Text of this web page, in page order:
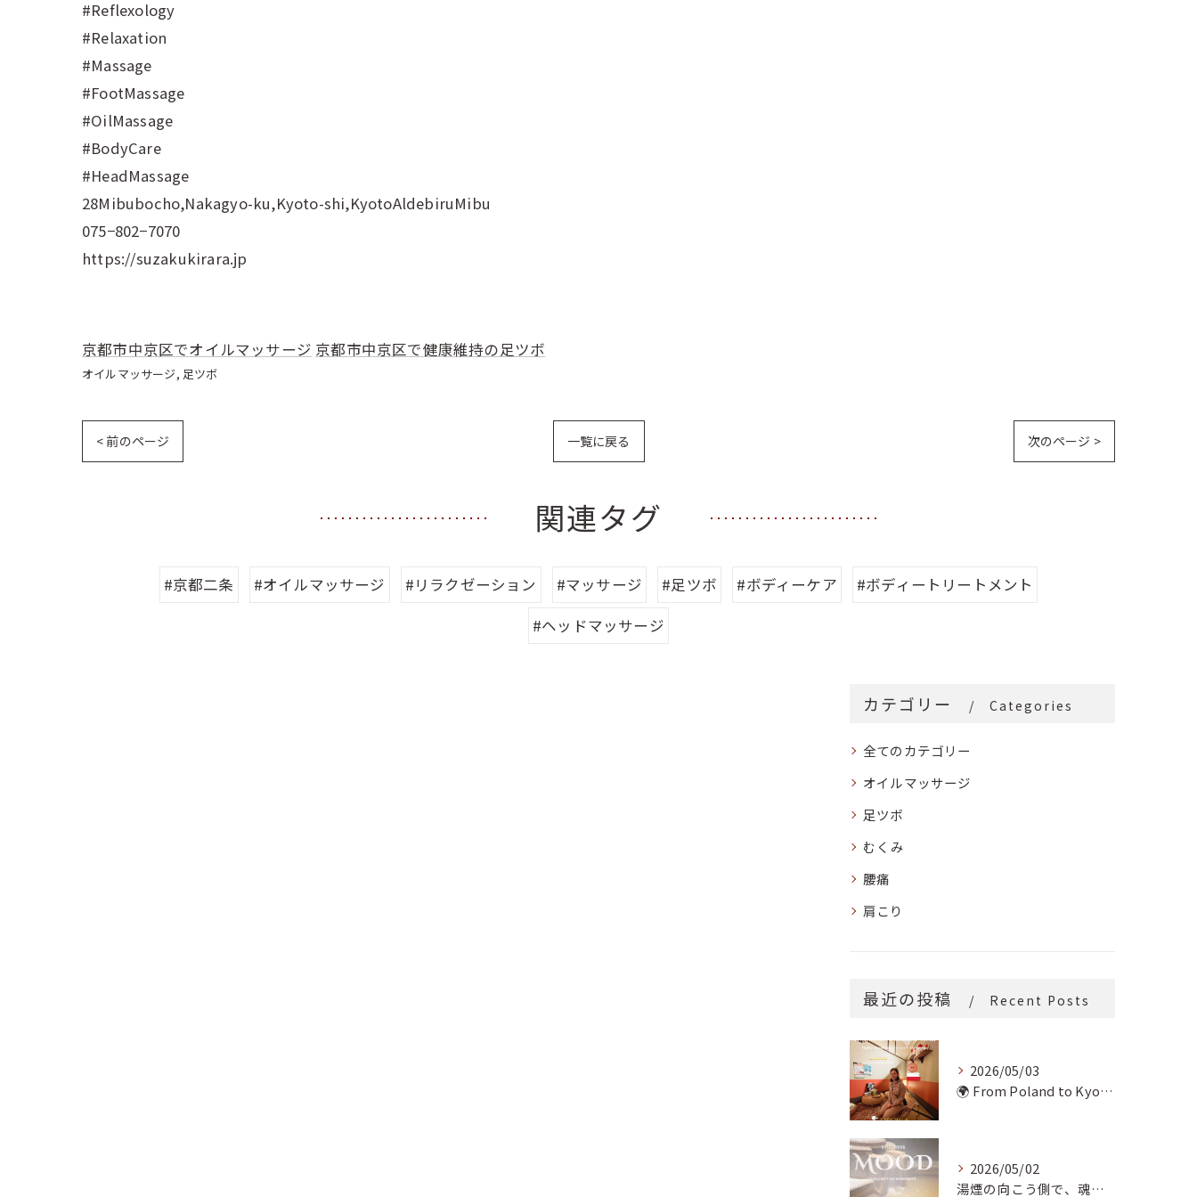
#Reflexology
#Relaxation
#Massage
#FootMassage
#OilMassage
#BodyCare
#HeadMassage
28Mibubocho,Nakagyo-ku,Kyoto-shi,KyotoAldebiruMibu
075−802−7070
https://suzakukirara.jp
京都市中京区でオイルマッサージ 京都市中京区で健康維持の足ツボ
オイルマッサージ 足ツボ
< 前のページ 一覧に戻る 次のページ >
関連タグ
#京都二条 #オイルマッサージ #リラクゼーション #マッサージ #足ツボ #ボディーケア
#ボディートリートメント
#ヘッドマッサージ
カテゴリー Categories
全てのカテゴリー
オイルマッサージ
足ツボ
むくみ
腰痛
肩こり
最近の投稿 Recent Posts
2026/05/03
🌍 From Poland to Kyoto! 🇵🇱✨
2026/05/02
湯煙の向こう側で、魂の輪郭を整える。